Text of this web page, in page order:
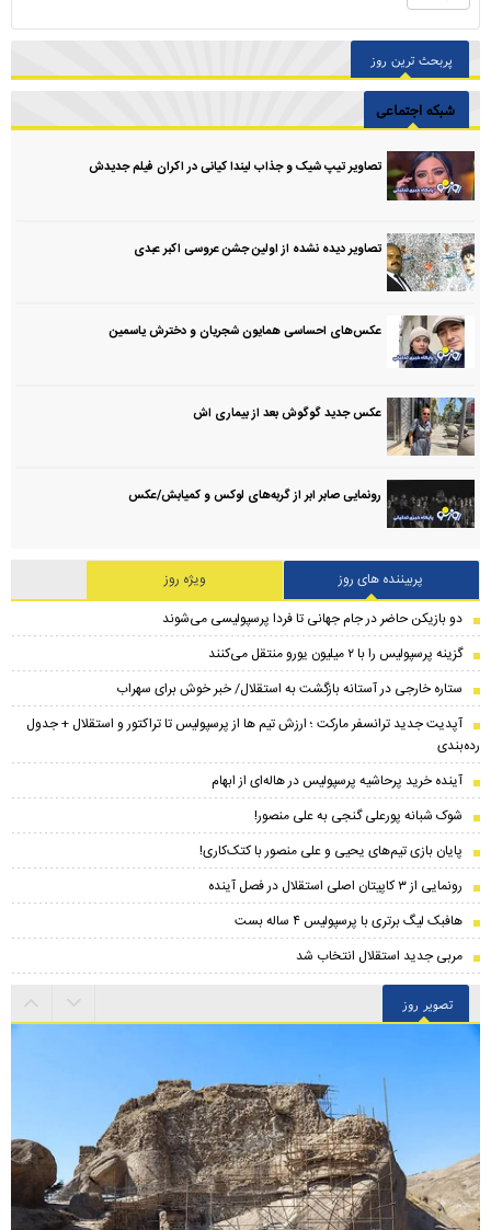
پربحث ترین روز
شبکه اجتماعی
تصاویر تیپ شیک و جذاب لیندا کیانی در اکران فیلم جدیدش
تصاویر دیده نشده از اولین جشن عروسی اکبر عبدی
عکس‌های احساسی همایون شجریان و دخترش یاسمین
عکس جدید گوگوش بعد از بیماری اش
رونمایی صابر ابر از گربه‌های لوکس و کمیابش/عکس
پربیننده های روز
ویژه روز
دو بازیکن حاضر در جام جهانی تا فردا پرسپولیسی می‌شوند
گزینه پرسپولیس را با ۲ میلیون یورو منتقل می‌کنند
ستاره خارجی در آستانه بازگشت به استقلال/ خبر خوش برای سهراب
​آپدیت جدید ترانسفر مارکت ؛ ارزش تیم ها از پرسپولیس تا تراکتور و استقلال + جدول
رده‌بندی
آینده خرید پرحاشیه‌ پرسپولیس در هاله‌ای از ابهام
شوک شبانه پورعلی گنجی به علی منصور!
پایان بازی تیم‌های یحیی و علی منصور با کتک‌کاری!
رونمایی از ۳ کاپیتان اصلی استقلال در فصل آینده
هافبک لیگ برتری با پرسپولیس ۴ ساله بست
مربی جدید استقلال انتخاب شد
تصویر روز